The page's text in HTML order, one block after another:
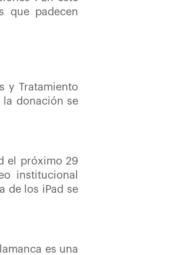
que padecen
y Tratamiento
la donación se
el próximo 29
institucional
de los iPad se
es una